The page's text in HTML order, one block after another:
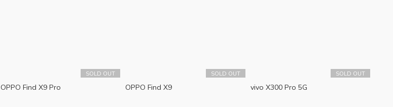
SOLD OUT
OPPO Find X9 Pro
SOLD OUT
OPPO Find X9
SOLD OUT
vivo X300 Pro 5G